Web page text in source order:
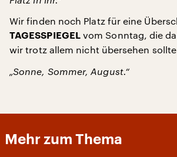
Wir finden noch Platz für eine
TAGESSPIEGELvom Sonntag, die
wir trotz allem nicht übersehen
„Sonne, Sommer, August.“
Mehr zum Thema